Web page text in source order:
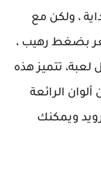
، ولكن مع
بضغط رهيب ،
تتميز هذه
الرائعة
ويمكنك